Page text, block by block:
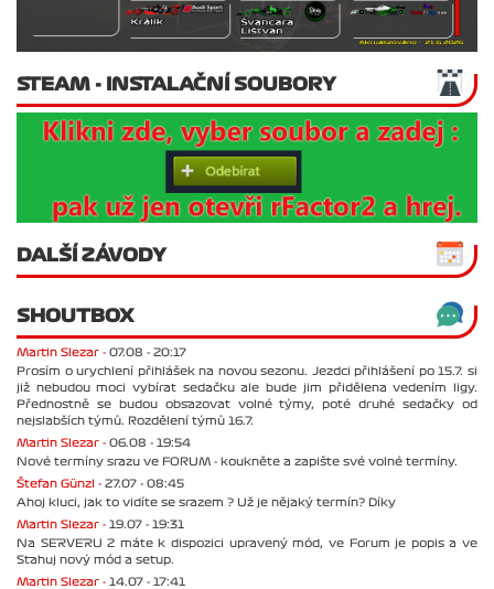
STEAM - INSTALAČNÍ SOUBORY
DALŠÍ ZÁVODY
SHOUTBOX
Martin Slezar - 07.08 - 20:17
Prosím o urychlení přihlášek na novou sezonu. Jezdci přihlášení po 15.7. si
již nebudou moci vybírat sedačku ale bude jim přidělena vedením ligy.
Přednostně se budou obsazovat volné týmy, poté druhé sedačky od
nejslabších týmů. Rozdělení týmů 16.7.
Martin Slezar - 06.08 - 19:54
Nové termíny srazu ve FORUM - koukněte a zapište své volné termíny.
Štefan Günzl - 27.07 - 08:45
Ahoj kluci, jak to vidíte se srazem ? Už je nějaký termín? Díky
Martin Slezar - 19.07 - 19:31
Na SERVERU 2 máte k dispozici upravený mód, ve Forum je popis a ve
Stahuj nový mód a setup.
Martin Slezar - 14.07 - 17:41